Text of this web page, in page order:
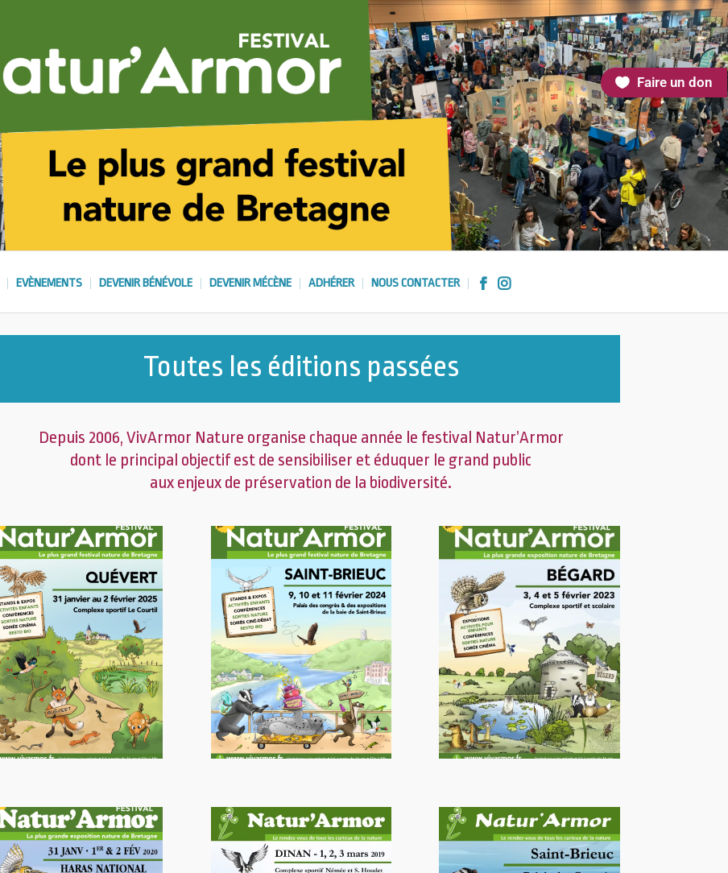
Faire un don
EVÈNEMENTS DEVENIR BÉNÉVOLE DEVENIR MÉCÈNE ADHÉRER NOUS CONTACTER  
Toutes les éditions passées
Depuis 2006, VivArmor Nature organise chaque année le festival Natur’Armor
dont le principal objectif est de sensibiliser et éduquer le grand public
aux enjeux de préservation de la biodiversité.